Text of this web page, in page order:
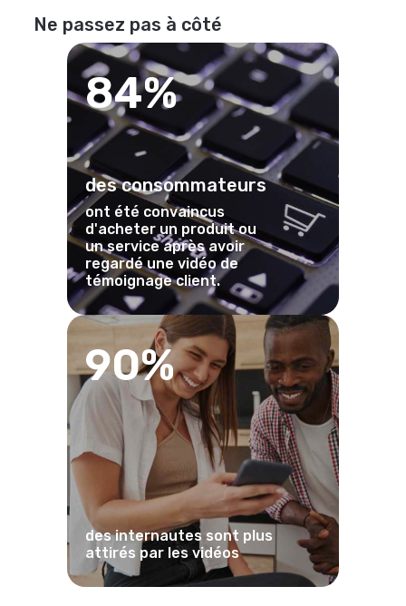
Ne passez pas à côté
84%
des consommateurs
ont été convaincus
d'acheter un produit ou
un service après avoir
regardé une vidéo de
témoignage client.
90%
des internautes sont plus
attirés par les vidéos